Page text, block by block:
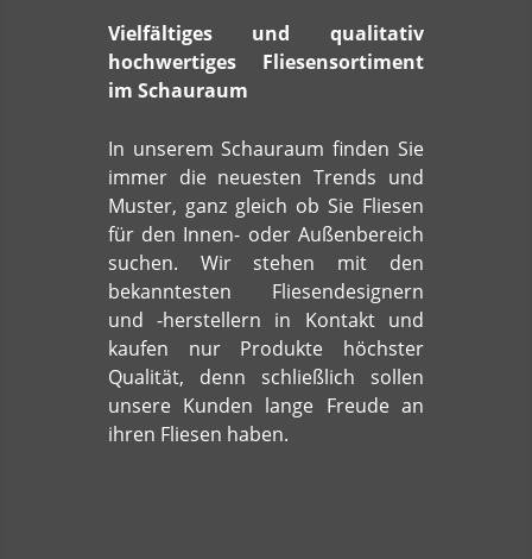
Vielfältiges und qualitativ
hochwertiges Fliesensortiment
im Schauraum
In unserem Schauraum finden Sie
immer die neuesten Trends und
Muster, ganz gleich ob Sie Fliesen
für den Innen- oder Außenbereich
suchen. Wir stehen mit den
bekanntesten Fliesendesignern
und -herstellern in Kontakt und
kaufen nur Produkte höchster
Qualität, denn schließlich sollen
unsere Kunden lange Freude an
ihren Fliesen haben.